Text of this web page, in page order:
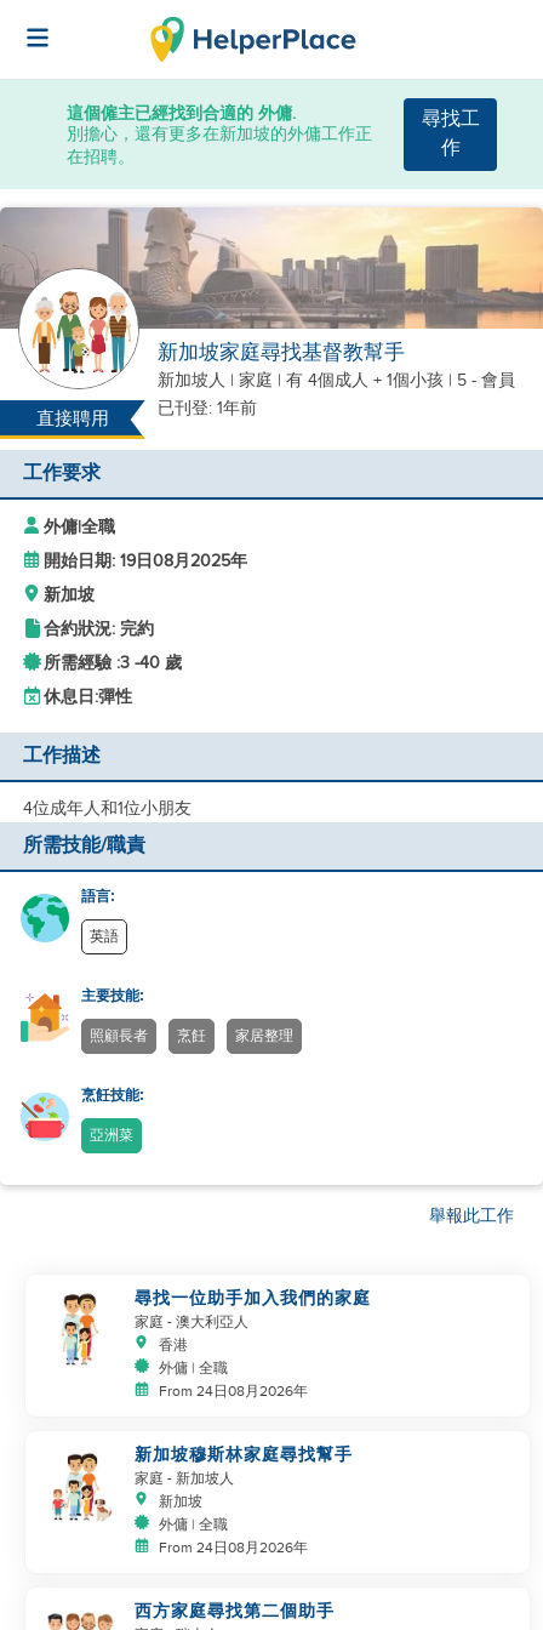
這個僱主已經找到合適的 外傭.
別擔心，還有更多在新加坡的外傭工作正
在招聘。
尋找工
作
直接聘用
新加坡家庭尋找基督教幫手
新加坡人 | 家庭 | 有 4個成人 + 1個小孩 | 5 - 會員
已刊登: 1年前
工作要求
外傭|全職
開始日期: 19日08月2025年
新加坡
合約狀況: 完約
所需經驗 :3 -40 歲
休息日:彈性
工作描述
4位成年人和1位小朋友
所需技能/職責
語言:
英語
主要技能:
照顧長者 烹飪 家居整理
烹飪技能:
亞洲菜
舉報此工作
尋找一位助手加入我們的家庭
家庭 - 澳大利亞人
香港
外傭 | 全職
From 24日08月2026年
新加坡穆斯林家庭尋找幫手
家庭 - 新加坡人
新加坡
外傭 | 全職
From 24日08月2026年
西方家庭尋找第二個助手